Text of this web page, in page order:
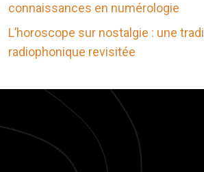
connaissances en numérologie
L’horoscope sur nostalgie : une
radiophonique revisitée